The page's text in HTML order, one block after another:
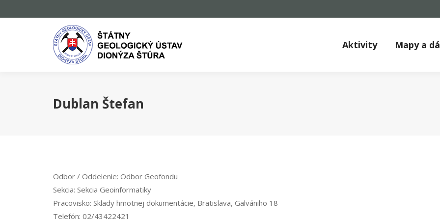
Aktivity Mapy a
Dublan Štefan
Odbor / Oddelenie: Odbor Geofondu
Sekcia: Sekcia Geoinformatiky
Pracovisko: Sklady hmotnej dokumentácie, Bratislava, Galvániho 18
Telefón: 02/43422421